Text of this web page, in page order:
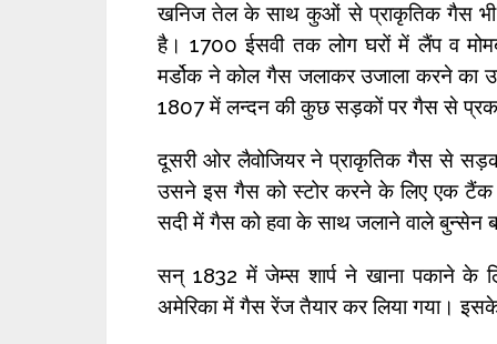
खनिज तेल के साथ कुओं से प्राकृतिक गैस भी
है। 1700 ईसवी तक लोग घरों में लैंप व
मर्डोक ने कोल गैस जलाकर उजाला करने का
1807 में लन्दन की कुछ सड़कों पर गैस से
दूसरी ओर लैवोजियर ने प्राकृतिक गैस से
उसने इस गैस को स्टोर करने के लिए एक टैंक
सदी में गैस को हवा के साथ जलाने वाले बुन्सेन
सन् 1832 में जेम्स शार्प ने खाना पकाने के
अमेरिका में गैस रेंज तैयार कर लिया गया।